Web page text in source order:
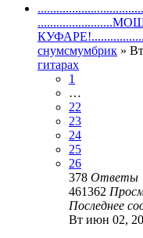
снумсмумбрик »
гитарах
1
…
22
23
24
25
26
378 Ответы
461362
Последнее
Вт июн 02,